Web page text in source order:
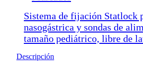
Sistema de fijación Statlock
nasogástrica y sondas de
tamaño pediátrico, libre de
Descripción